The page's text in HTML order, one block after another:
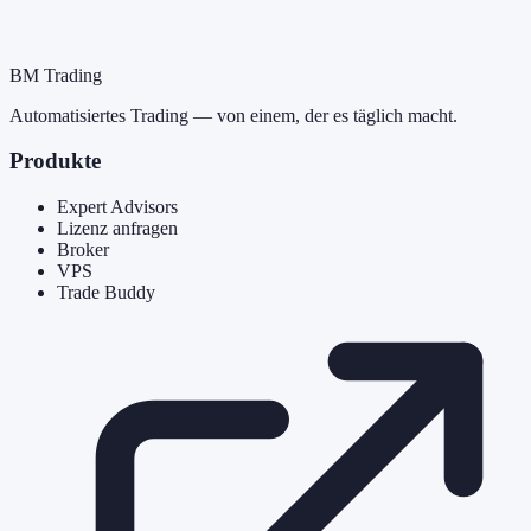
BM Trading
Automatisiertes Trading — von einem, der es täglich macht.
Produkte
Expert Advisors
Lizenz anfragen
Broker
VPS
Trade Buddy